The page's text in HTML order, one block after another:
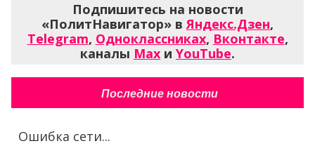
Подпишитесь на новости
«ПолитНавигатор» вЯндекс.Дзен,
Telegram, Одноклассниках, Вконтакте,
каналы Max и YouTube.
Последние новости
Ошибка сети...